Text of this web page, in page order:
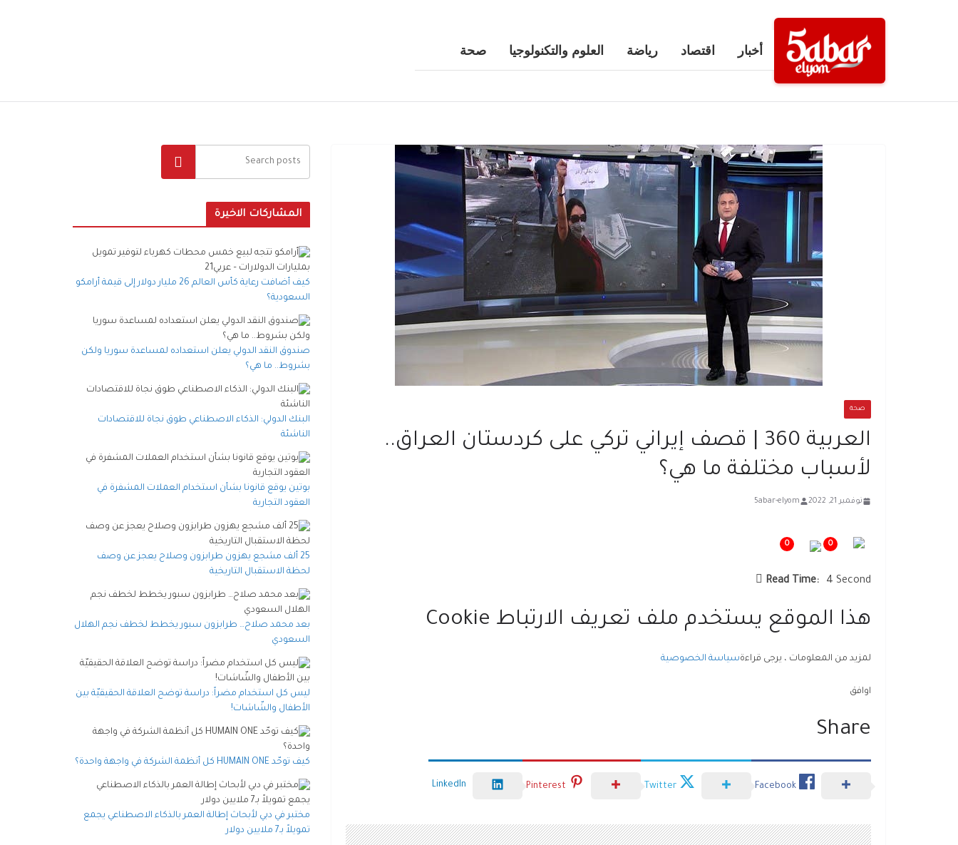
أخبار اقتصاد رياضة العلوم والتكنولوجيا صحة
صحة
العربية 360 | قصف إيراني تركي على كردستان العراق..
لأسباب مختلفة ما هي؟
نوفمبر 21, 2022 5abar-elyom
0
0
Read Time: 4 Second
هذا الموقع يستخدم ملف تعريف الارتباط Cookie
لمزيد من المعلومات ، يرجى قراءةسياسة الخصوصية
اوافق
Share
Facebook
Twitter
Pinterest
LinkedIn
المشاركات الاخيرة
كيف أضافت رعاية كأس العالم 26 مليار دولار إلى قيمة أرامكو
السعودية؟
صندوق النقد الدولي يعلن استعداده لمساعدة سوريا ولكن
بشروط.. ما هي؟
البنك الدولي: الذكاء الاصطناعي طوق نجاة للاقتصادات
الناشئة
بوتين يوقع قانونا بشأن استخدام العملات المشفرة في
العقود التجارية
25 ألف مشجع يهزون طرابزون وصلاح يعجز عن وصف
لحظة الاستقبال التاريخية
بعد محمد صلاح… طرابزون سبور يخطط لخطف نجم الهلال
السعودي
ليس كل استخدام مضراً: دراسة توضح العلاقة الحقيقيّة بين
الأطفال والشّاشات!
كيف توحّد HUMAIN ONE كل أنظمة الشركة في واجهة واحدة؟
مختبر في دبي لأبحاث إطالة العمر بالذكاء الاصطناعي يجمع
تمويلاً بـ7 ملايين دولار